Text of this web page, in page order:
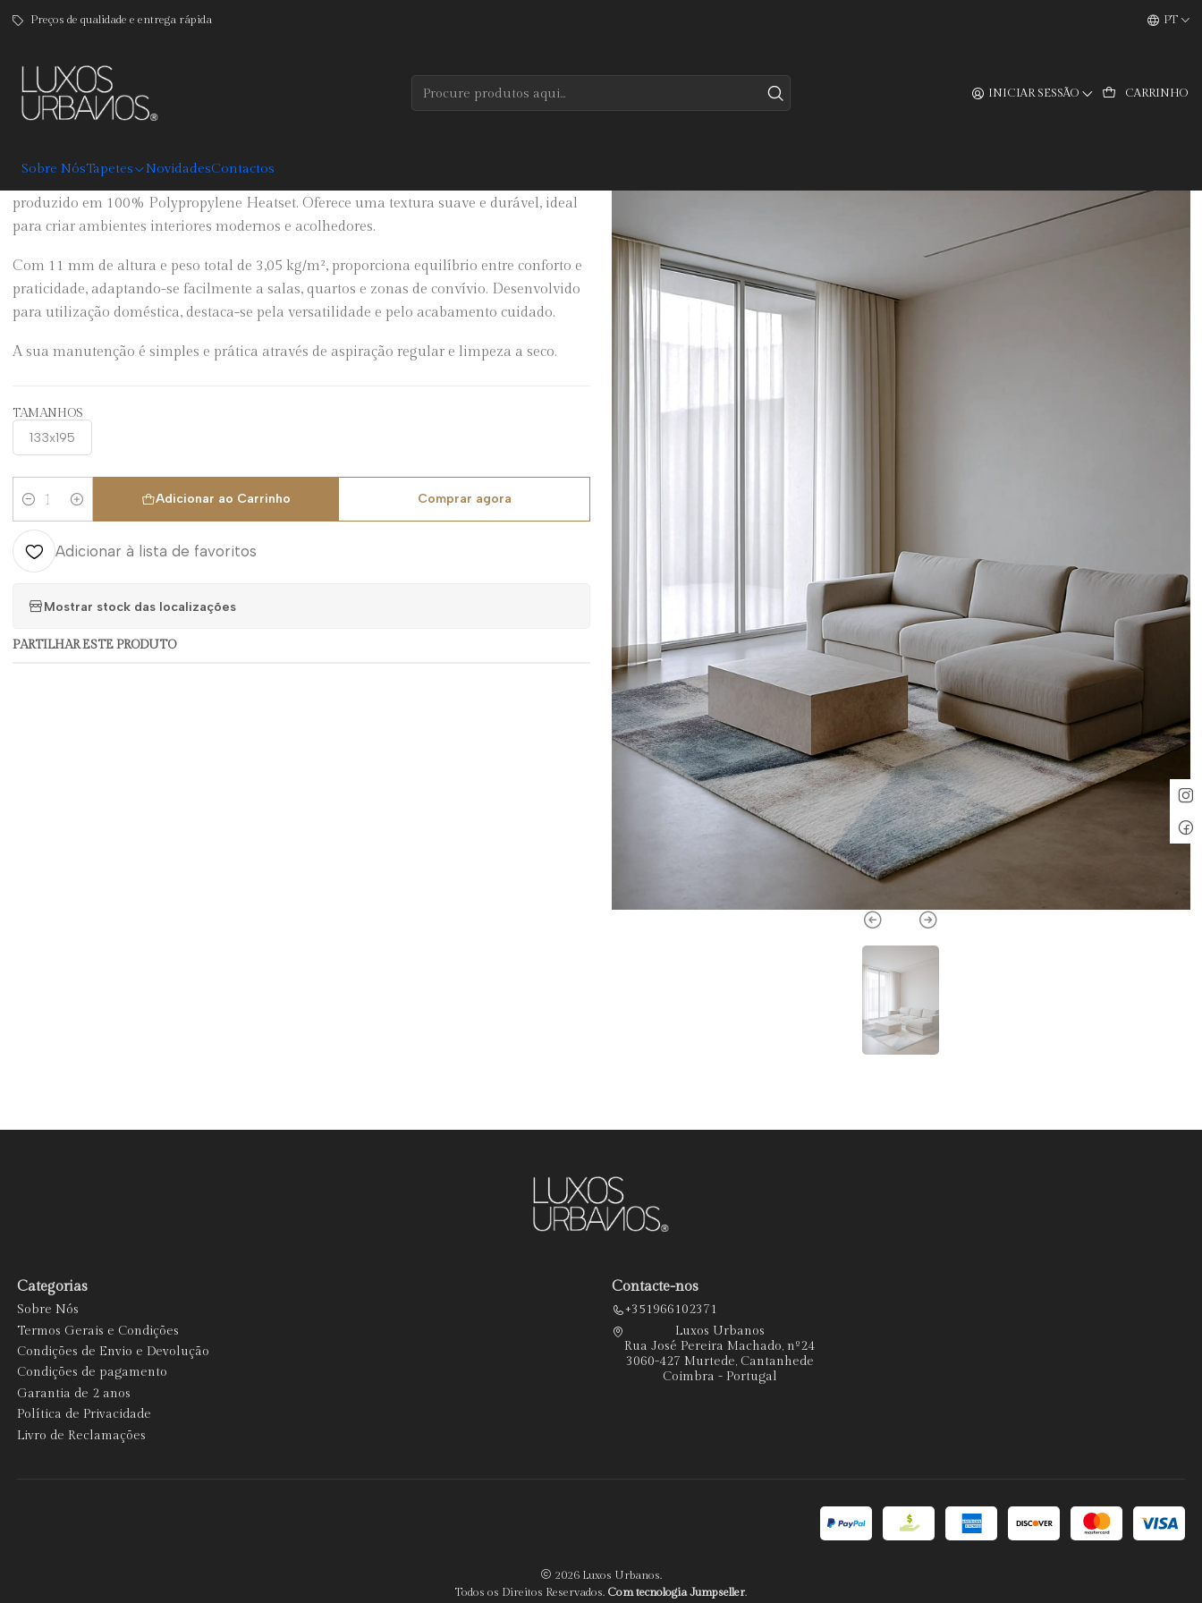
INICIAR SESSÃO CARRINHO
Sobre NósTapetes NovidadesContactos
Preços de qualidade e entrega rápida PT
Copper
O Tapete Copper combina conforto, resistência e um design contemporâneo, sendo
produzido em 100% Polypropylene Heatset. Oferece uma textura suave e durável, ideal
para criar ambientes interiores modernos e acolhedores.
Com 11 mm de altura e peso total de 3,05 kg/m², proporciona equilíbrio entre conforto e
praticidade, adaptando-se facilmente a salas, quartos e zonas de convívio. Desenvolvido
para utilização doméstica, destaca-se pela versatilidade e pelo acabamento cuidado.
A sua manutenção é simples e prática através de aspiração regular e limpeza a seco.
TAMANHOS
133x195
Quantidade
Adicionar ao Carrinho Comprar agora
Adicionar à lista de favoritos
Mostrar stock das localizações
PARTILHAR ESTE PRODUTO
Categorias
Sobre Nós
Termos Gerais e Condições
Condições de Envio e Devolução
Condições de pagamento
Garantia de 2 anos
Política de Privacidade
Livro de Reclamações
Contacte-nos
+351966102371
Luxos Urbanos
Rua José Pereira Machado, nº24
3060-427 Murtede, Cantanhede
Coimbra - Portugal
2026 Luxos Urbanos.
Todos os Direitos Reservados. Com tecnologia Jumpseller.